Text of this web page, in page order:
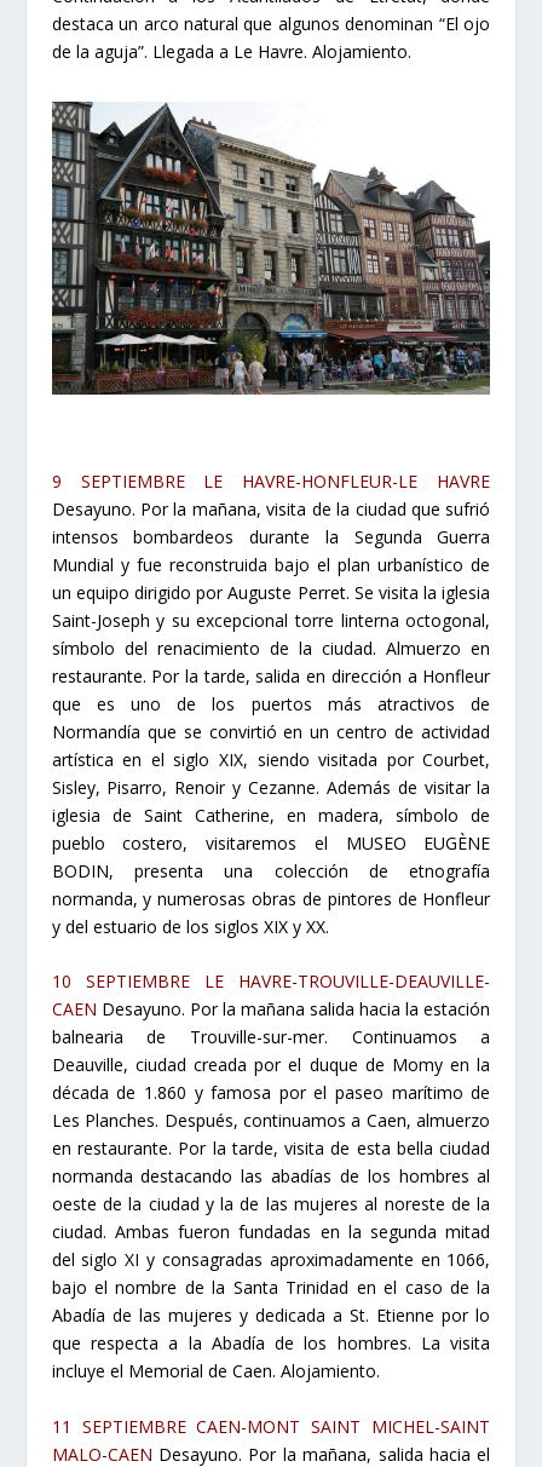
destaca un arco natural que algunos denominan “El ojo
de la aguja”. Llegada a Le Havre. Alojamiento.
9 SEPTIEMBRE LE HAVRE-HONFLEUR-LE HAVRE
Desayuno. Por la mañana, visita de la ciudad que sufrió
intensos bombardeos durante la Segunda Guerra
Mundial y fue reconstruida bajo el plan urbanístico de
un equipo dirigido por Auguste Perret. Se visita la iglesia
Saint-Joseph y su excepcional torre linterna octogonal,
símbolo del renacimiento de la ciudad. Almuerzo en
restaurante. Por la tarde, salida en dirección a Honfleur
que es uno de los puertos más atractivos de
Normandía que se convirtió en un centro de actividad
artística en el siglo XIX, siendo visitada por Courbet,
Sisley, Pisarro, Renoir y Cezanne. Además de visitar la
iglesia de Saint Catherine, en madera, símbolo de
pueblo costero, visitaremos el MUSEO EUGÈNE
BODIN, presenta una colección de etnografía
normanda, y numerosas obras de pintores de Honfleur
y del estuario de los siglos XIX y XX.
10 SEPTIEMBRE LE HAVRE-TROUVILLE-DEAUVILLE-
CAEN Desayuno. Por la mañana salida hacia la estación
balnearia de Trouville-sur-mer. Continuamos a
Deauville, ciudad creada por el duque de Momy en la
década de 1.860 y famosa por el paseo marítimo de
Les Planches. Después, continuamos a Caen, almuerzo
en restaurante. Por la tarde, visita de esta bella ciudad
normanda destacando las abadías de los hombres al
oeste de la ciudad y la de las mujeres al noreste de la
ciudad. Ambas fueron fundadas en la segunda mitad
del siglo XI y consagradas aproximadamente en 1066,
bajo el nombre de la Santa Trinidad en el caso de la
Abadía de las mujeres y dedicada a St. Etienne por lo
que respecta a la Abadía de los hombres. La visita
incluye el Memorial de Caen. Alojamiento.
11 SEPTIEMBRE CAEN-MONT SAINT MICHEL-SAINT
MALO-CAEN Desayuno. Por la mañana, salida hacia el